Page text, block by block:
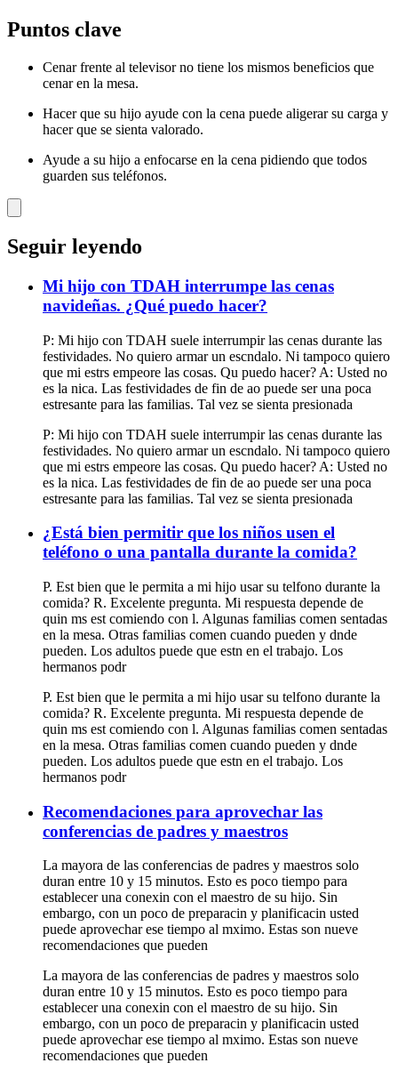
Puntos clave
Cenar frente al televisor no tiene los mismos beneficios que
cenar en la mesa.
Hacer que su hijo ayude con la cena puede aligerar su carga y
hacer que se sienta valorado.
Ayude a su hijo a enfocarse en la cena pidiendo que todos
guarden sus teléfonos.
Seguir leyendo
Mi hijo con TDAH interrumpe las cenas
navideñas. ¿Qué puedo hacer?
P: Mi hijo con TDAH suele interrumpir las cenas durante las
festividades. No quiero armar un escndalo. Ni tampoco quiero
que mi estrs empeore las cosas. Qu puedo hacer? A: Usted no
es la nica. Las festividades de fin de ao puede ser una poca
estresante para las familias. Tal vez se sienta presionada
P: Mi hijo con TDAH suele interrumpir las cenas durante las
festividades. No quiero armar un escndalo. Ni tampoco quiero
que mi estrs empeore las cosas. Qu puedo hacer? A: Usted no
es la nica. Las festividades de fin de ao puede ser una poca
estresante para las familias. Tal vez se sienta presionada
¿Está bien permitir que los niños usen el
teléfono o una pantalla durante la comida?
P. Est bien que le permita a mi hijo usar su telfono durante la
comida? R. Excelente pregunta. Mi respuesta depende de
quin ms est comiendo con l. Algunas familias comen sentadas
en la mesa. Otras familias comen cuando pueden y dnde
pueden. Los adultos puede que estn en el trabajo. Los
hermanos podr
P. Est bien que le permita a mi hijo usar su telfono durante la
comida? R. Excelente pregunta. Mi respuesta depende de
quin ms est comiendo con l. Algunas familias comen sentadas
en la mesa. Otras familias comen cuando pueden y dnde
pueden. Los adultos puede que estn en el trabajo. Los
hermanos podr
Recomendaciones para aprovechar las
conferencias de padres y maestros
La mayora de las conferencias de padres y maestros solo
duran entre 10 y 15 minutos. Esto es poco tiempo para
establecer una conexin con el maestro de su hijo. Sin
embargo, con un poco de preparacin y planificacin usted
puede aprovechar ese tiempo al mximo. Estas son nueve
recomendaciones que pueden
La mayora de las conferencias de padres y maestros solo
duran entre 10 y 15 minutos. Esto es poco tiempo para
establecer una conexin con el maestro de su hijo. Sin
embargo, con un poco de preparacin y planificacin usted
puede aprovechar ese tiempo al mximo. Estas son nueve
recomendaciones que pueden